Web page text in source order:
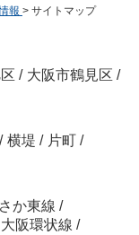
報 > サイトマップ
/ 大阪市鶴見区 /
/ 横堤 / 片町 /
か東線 /
大阪環状線 /